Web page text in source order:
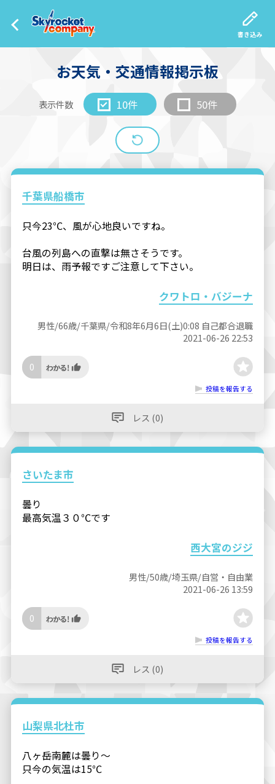
書き込み
お天気・交通情報掲示板
表示件数 10件 50件
千葉県船橋市
只今23℃、風が心地良いですね。
台風の列島への直撃は無さそうです。
明日は、雨予報ですご注意して下さい。
クワトロ・バジーナ
男性/66歳/千葉県/令和8年6月6日(土)0:08 自己都合退職
2021-06-26 22:53
0
投稿を報告する
レス (0)
さいたま市
曇り
最高気温３０℃です
西大宮のジジ
男性/50歳/埼玉県/自営・自由業
2021-06-26 13:59
0
投稿を報告する
レス (0)
山梨県北杜市
八ヶ岳南麓は曇り〜
只今の気温は15℃